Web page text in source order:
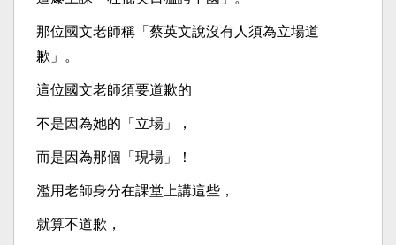
那位國文老師稱「蔡英文說沒有人須為立場道
歉」。
這位國文老師須要道歉的
不是因為她的「立場」，
而是因為那個「現場」！
濫用老師身分在課堂上講這些，
就算不道歉，